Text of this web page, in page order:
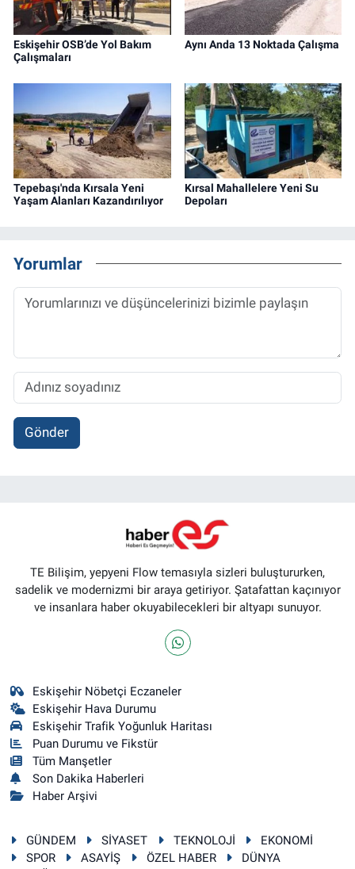
Eskişehir OSB’de Yol Bakım
Çalışmaları
Aynı Anda 13 Noktada Çalışma
Tepebaşı'nda Kırsala Yeni
Yaşam Alanları Kazandırılıyor
Kırsal Mahallelere Yeni Su
Depoları
Yorumlar
Gönder
TE Bilişim, yepyeni Flow temasıyla sizleri buluştururken,
sadelik ve modernizmi bir araya getiriyor. Şatafattan kaçınıyor
ve insanlara haber okuyabilecekleri bir altyapı sunuyor.
Eskişehir Nöbetçi Eczaneler
Eskişehir Hava Durumu
Eskişehir Trafik Yoğunluk Haritası
Puan Durumu ve Fikstür
Tüm Manşetler
Son Dakika Haberleri
Haber Arşivi
GÜNDEM SİYASET TEKNOLOJİ
EKONOMİ
SPOR
ASAYİŞ ÖZEL HABER
DÜNYA